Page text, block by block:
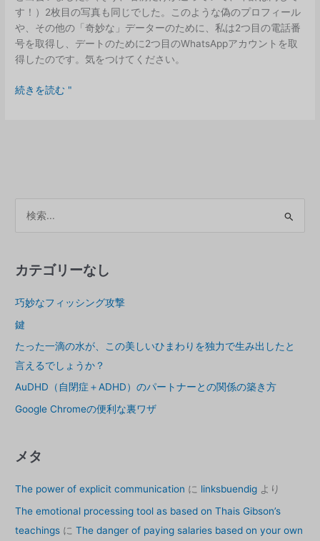
す！）2枚目の写真も同じでした。このような偽のプロフィール
や、その他の「奇妙な」データーのために、私は2つ目の電話番
号を取得し、デートのために2つ目のWhatsAppアカウントを取
得したのです。気をつけてください。
Tinder
見
け
る
方
続きを読む "
イ
ス
カテゴリーなし
巧妙なフィッシング攻撃
鍵
たった一滴の水が、この美しいひまわりを独力で生み出したと
言えるでしょうか？
AuDHD（自閉症＋ADHD）のパートナーとの関係の築き方
Google Chromeの便利な裏ワザ
メタ
The power of explicit communication に linksbuendig より
The emotional processing tool as based on Thais Gibson’s
teachings にThe danger of paying salaries based on your own